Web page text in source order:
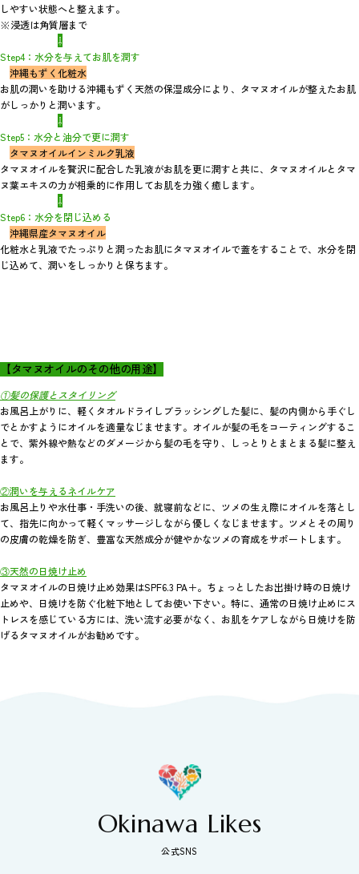
しやすい状態へと整えます。
※浸透は角質層まで
⇩
Step4：水分を与えてお肌を潤す
沖縄もずく化粧水
お肌の潤いを助ける沖縄もずく天然の保湿成分により、タマヌオイルが整えたお肌
がしっかりと潤います。
⇩
Step5：水分と油分で更に潤す
タマヌオイルインミルク乳液
タマヌオイルを贅沢に配合した乳液がお肌を更に潤すと共に、タマヌオイルとタマ
ヌ葉エキスの力が相乗的に作用してお肌を力強く癒します。
⇩
Step6：水分を閉じ込める
沖縄県産タマヌオイル
化粧水と乳液でたっぷりと潤ったお肌にタマヌオイルで蓋をすることで、水分を閉
じ込めて、潤いをしっかりと保ちます。
【タマヌオイルのその他の用途】
①髪の保護とスタイリング
お風呂上がりに、軽くタオルドライしブラッシングした髪に、髪の内側から手ぐし
でとかすようにオイルを適量なじませます。オイルが髪の毛をコーティングするこ
とで、紫外線や熱などのダメージから髪の毛を守り、しっとりとまとまる髪に整え
ます。
②潤いを与えるネイルケア
お風呂上りや水仕事・手洗いの後、就寝前などに、ツメの生え際にオイルを落とし
て、指先に向かって軽くマッサージしながら優しくなじませます。ツメとその周り
の皮膚の乾燥を防ぎ、豊富な天然成分が健やかなツメの育成をサポートします。
③天然の日焼け止め
タマヌオイルの日焼け止め効果はSPF6.3 PA＋。ちょっとしたお出掛け時の日焼け
止めや、日焼けを防ぐ化粧下地としてお使い下さい。特に、通常の日焼け止めにス
トレスを感じている方には、洗い流す必要がなく、お肌をケアしながら日焼けを防
げるタマヌオイルがお勧めです。
Okinawa Likes
公式SNS